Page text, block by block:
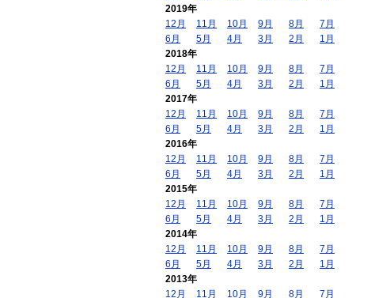
2019年
12月
11月 10月 9月 8月
7月
6月
5月 4月 3月 2月
1月
2018年
12月
11月 10月 9月 8月
7月
6月
5月 4月 3月 2月
1月
2017年
12月
11月 10月 9月 8月
7月
6月
5月 4月 3月 2月
1月
2016年
12月
11月 10月 9月 8月
7月
6月
5月 4月 3月 2月
1月
2015年
12月
11月 10月 9月 8月
7月
6月
5月 4月 3月 2月
1月
2014年
12月
11月 10月 9月 8月
7月
6月
5月 4月 3月 2月
1月
2013年
12月
11月 10月 9月 8月 7月